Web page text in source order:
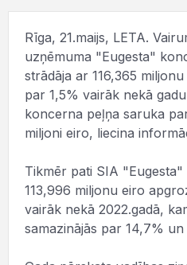
Rīga, 21.maijs, LETA.
uzņēmuma "Eugesta"
strādāja ar 116,365
par 1,5% vairāk nekā
koncerna peļņa saruka
miljoni eiro, liecina
Tikmēr pati SIA
113,996 miljonu eiro
vairāk nekā 2022.gadā,
samazinājās par 14,7%